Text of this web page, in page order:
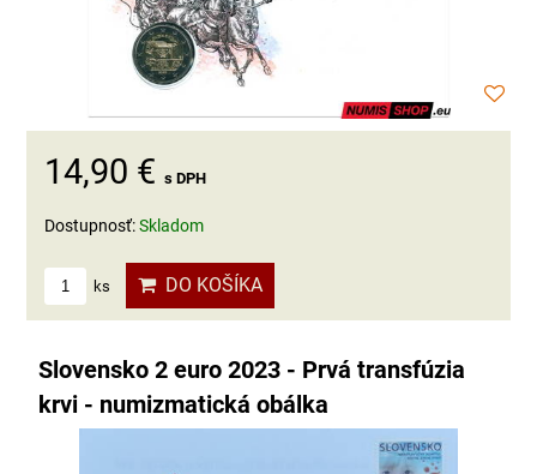
14,90 € s DPH
Dostupnosť:Skladom
ks DO KOŠÍKA
Slovensko 2 euro 2023 - Prvá transfúzia
krvi - numizmatická obálka